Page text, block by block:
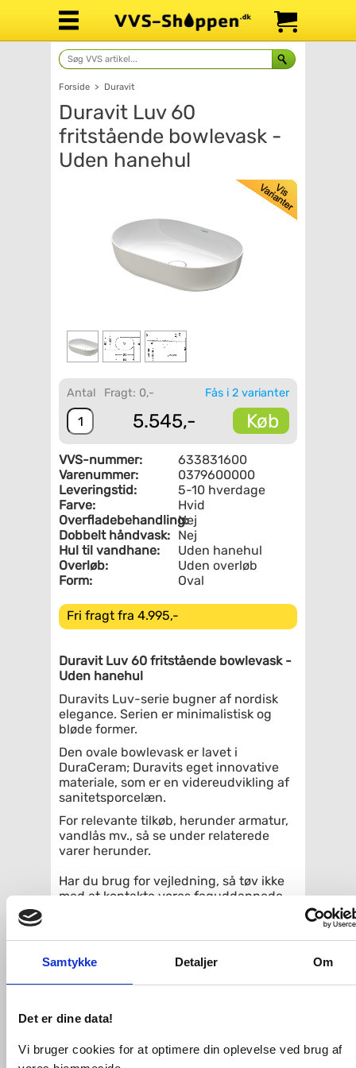
Samtykke Detaljer Om
Det er dine data!
Vi bruger cookies for at optimere din oplevelse ved brug af
Forside > Duravit
Duravit Luv 60
fritstående bowlevask -
Uden hanehul
Fås i 2 varianter
Antal Fragt: 0,-
5.545,- Køb
VVS-nummer:
633831600
Varenummer:
0379600000
Leveringstid:
5-10 hverdage
Farve:
Hvid
Overfladebehandling:Nej
Dobbelt håndvask: Nej
Hul til vandhane:
Uden hanehul
Overløb:
Uden overløb
Form:
Oval
Fri fragt fra 4.995,-
Duravit Luv 60 fritstående bowlevask -
Uden hanehul
Duravits Luv-serie bugner af nordisk
elegance. Serien er minimalistisk og
bløde former.
Den ovale bowlevask er lavet i
DuraCeram; Duravits eget innovative
materiale, som er en videreudvikling af
sanitetsporcelæn.
For relevante tilkøb, herunder armatur,
vandlås mv., så se under relaterede
varer herunder.
Har du brug for vejledning, så tøv ikke
med at kontakte vores faguddannede
Mål: 600 x 400mm
Inkl bundventil med keramisk
Inkl. fastgørelse, 600 mm